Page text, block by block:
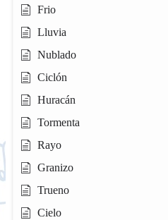
Frio
Lluvia
Nublado
Ciclón
Huracán
Tormenta
Rayo
Granizo
Trueno
Cielo